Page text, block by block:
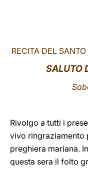
RECITA DEL
SALUTO
Rivolgo a tutti i
vivo ringraziamento
preghiera mariana.
questa sera il folto